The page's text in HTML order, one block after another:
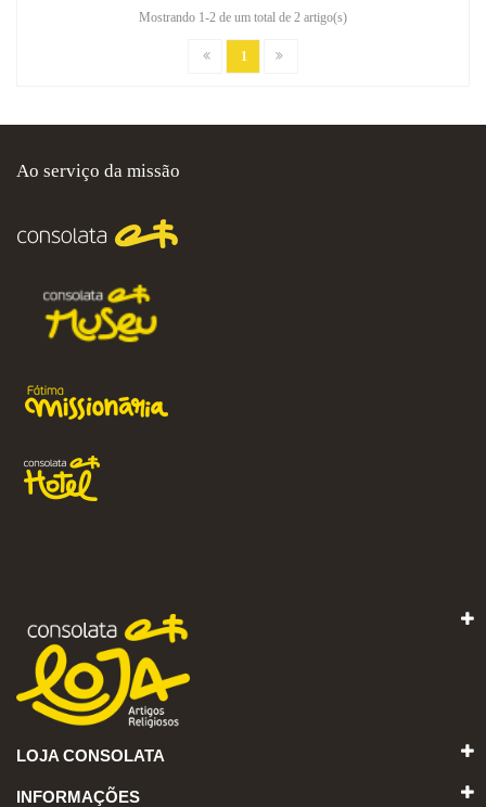
Mostrando 1-2 de um total de 2 artigo(s)
1
Ao serviço da missão
LOJA CONSOLATA
INFORMAÇÕES